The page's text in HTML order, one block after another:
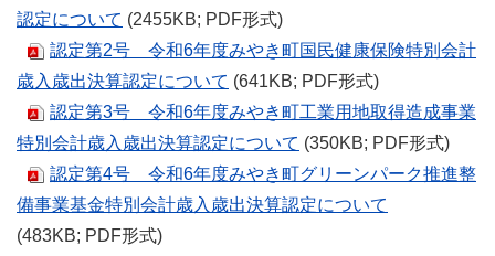
認定について (2455KB; PDF形式)
認定第2号 令和6年度みやき町国民健康保険特別会計
歳入歳出決算認定について (641KB; PDF形式)
認定第3号 令和6年度みやき町工業用地取得造成事業
特別会計歳入歳出決算認定について (350KB; PDF形式)
認定第4号 令和6年度みやき町グリーンパーク推進整
備事業基金特別会計歳入歳出決算認定について
(483KB; PDF形式)